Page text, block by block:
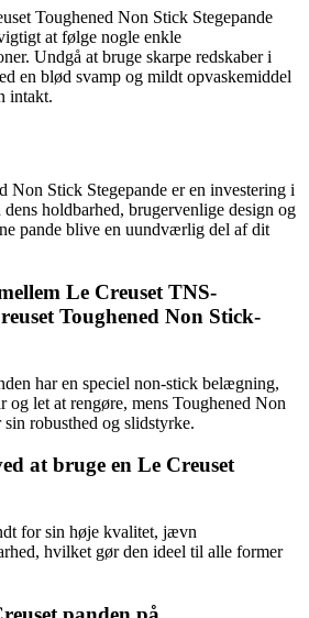
Toughened Non Stick Stegepande
at følge nogle enkle
Undgå at bruge skarpe redskaber i
en blød svamp og mildt opvaskemiddel
intakt.
Non Stick Stegepande er en investering i
holdbarhed, brugervenlige design og
pande blive en uundværlig del af dit
Le Creuset TNS-
Toughened Non Stick-
har en speciel non-stick belægning,
og let at rengøre, mens Toughened Non
robusthed og slidstyrke.
at bruge en Le Creuset
for sin høje kvalitet, jævn
hvilket gør den ideel til alle former